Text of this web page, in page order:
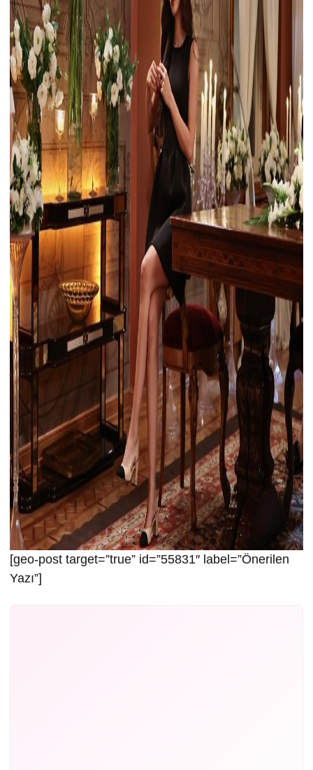
[geo-post target=”true” id=”55831″ label=”Önerilen
Yazı”]